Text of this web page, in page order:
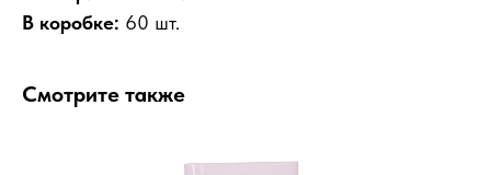
В коробке: 60 шт.
Смотрите также